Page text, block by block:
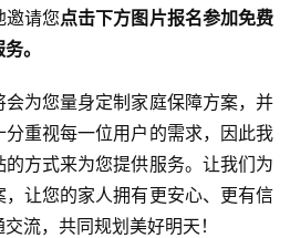
邀请您点击下方图片报名参加免费
。
为您量身定制家庭保障方案，并
重视每一位用户的需求，因此我
方式来为您提供服务。让我们为
让您的家人拥有更安心、更有信
流，共同规划美好明天！